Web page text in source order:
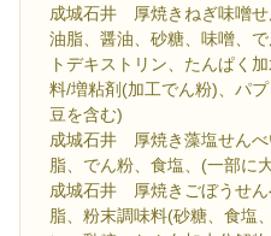
成城石井 厚焼きねぎ味噌せ
油脂、醤油、砂糖、味噌、
トデキストリン、たんぱく
料/増粘剤(加工でん粉)、パ
豆を含む)
成城石井 厚焼き藻塩せんべ
脂、でん粉、食塩、(一部に
成城石井 厚焼きごぼうせん
脂、粉末調味料(砂糖、食塩